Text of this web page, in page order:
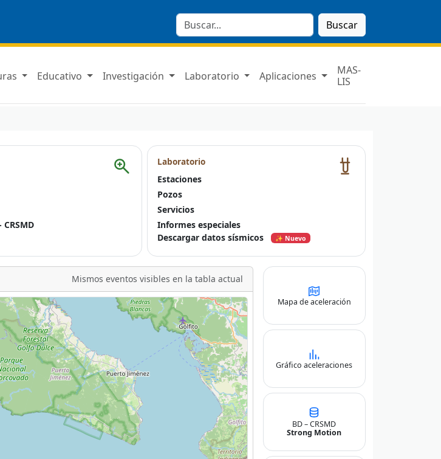
Buscar
Educativo Investigación Laboratorio Aplicaciones
MAS-
LIS
Laboratorio
Estaciones
Pozos
Servicios
Informes especiales
Descargar datos sísmicos
✨ Nuevo
Mismos eventos visibles en la tabla actual
Mapa de aceleración
Gráfico aceleraciones
BD – CRSMD
Strong Motion